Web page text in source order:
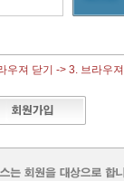
져 닫기 -> 3. 브라우